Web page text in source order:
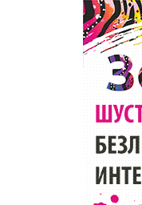
Популярное →